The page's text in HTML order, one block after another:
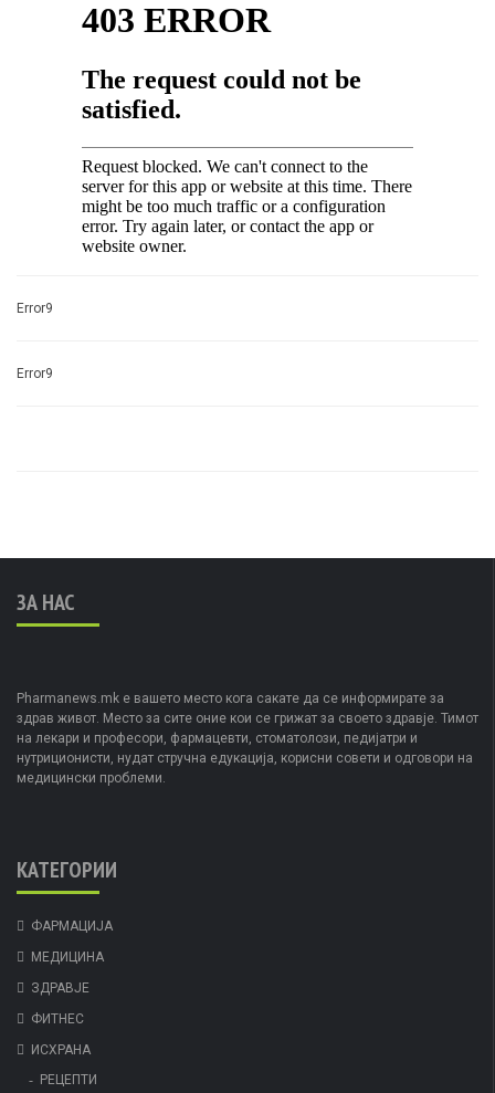
Error9
Error9
ЗА НАС
Pharmanews.mk е вашето место кога сакате да се информирате за
здрав живот. Место за сите оние кои се грижат за своето здравје. Тимот
на лекари и професори, фармацевти, стоматолози, педијатри и
нутриционисти, нудат стручна едукација, корисни совети и одговори на
медицински проблеми.
КАТЕГОРИИ
ФАРМАЦИЈА
МЕДИЦИНА
ЗДРАВЈЕ
ФИТНЕС
ИСХРАНА
РЕЦЕПТИ